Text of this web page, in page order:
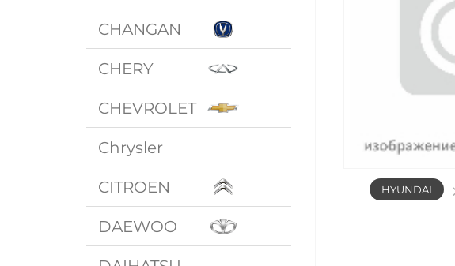
CHANGAN
CHERY
CHEVROLET
Chrysler
CITROEN
DAEWOO
HYUNDAI